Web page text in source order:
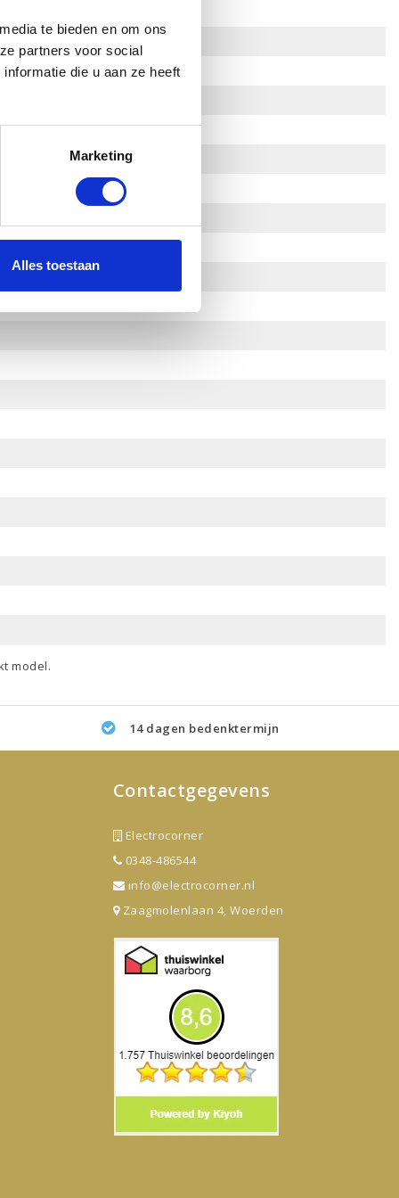
te bieden en om ons
partners voor social
die u aan ze heeft
Marketing
Alles toestaan
model.
14 dagen bedenktermijn
Contactgegevens
Electrocorner
0348-486544
info@electrocorner.nl
Zaagmolenlaan 4, Woerden